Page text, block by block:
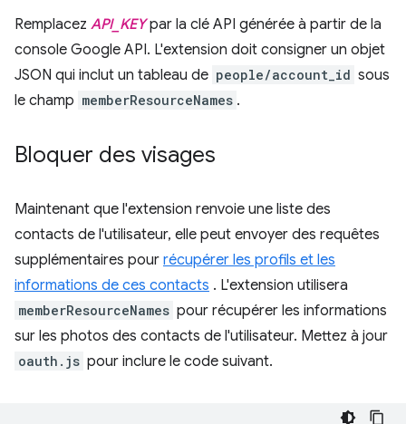
Remplacez API_KEYpar la clé API générée à partir de la
console Google API. L'extension doit consigner un objet
JSON qui inclut un tableau de people/account_id sous
le champ memberResourceNames .
Bloquer des visages
Maintenant que l'extension renvoie une liste des
contacts de l'utilisateur, elle peut envoyer des requêtes
supplémentaires pour récupérer les profils et les
informations de ces contacts . L'extension utilisera
memberResourceNames pour récupérer les informations
sur les photos des contacts de l'utilisateur. Mettez à jour
oauth.js pour inclure le code suivant.